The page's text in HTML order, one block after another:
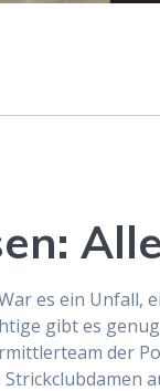
es ein
gibt es
der